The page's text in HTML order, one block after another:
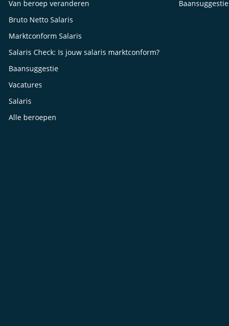
Van beroep veranderen
Bruto Netto Salaris
Marktconform Salaris
Salaris Check: Is jouw salaris marktconform?
Baansuggestie
Vacatures
Salaris
Alle beroepen
Baansuggestie